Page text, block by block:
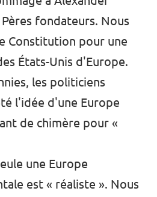
fondateurs. Nous
Constitution pour une
États-Unis d'Europe.
les politiciens
l'idée d'une Europe
de chimère pour «
une Europe
est « réaliste ». Nous